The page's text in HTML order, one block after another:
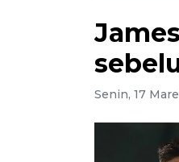
Senin, 17